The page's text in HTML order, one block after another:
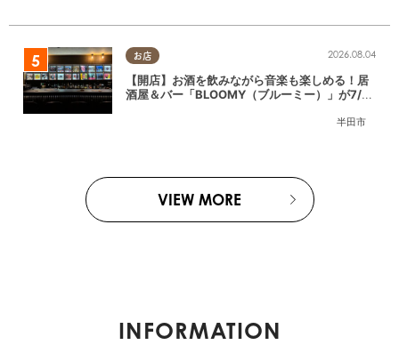
お店
半田市
2026.08.04
【開店】お酒を飲みながら音楽も楽しめる！居
酒屋＆バー「BLOOMY（ブルーミー）」が7/3
VIEW MORE
INFORMATION